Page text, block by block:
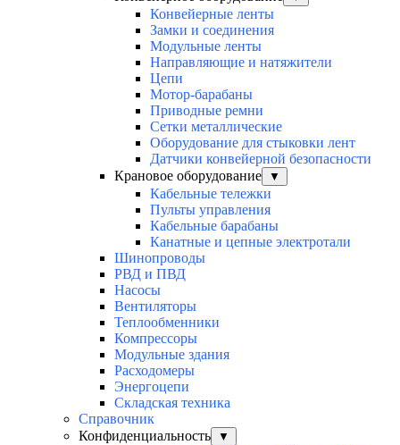
Конвейерные ленты
Замки и соединения
Модульные ленты
Направляющие и натяжители
Цепи
Мотор-барабаны
Приводные ремни
Сетки металлические
Оборудование для стыковки лент
Датчики конвейерной безопасности
Крановое оборудование
▼
Кабельные тележки
Пульты управления
Кабельные барабаны
Канатные и цепные электротали
Шинопроводы
РВД и ПВД
Насосы
Вентиляторы
Теплообменники
Компрессоры
Модульные здания
Расходомеры
Энергоцепи
Складская техника
Справочник
Конфиденциальность
▼